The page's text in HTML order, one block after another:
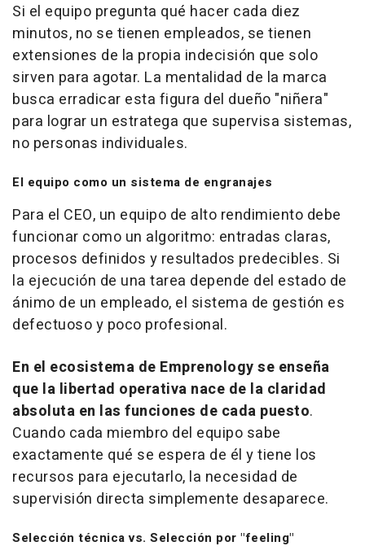
Si el equipo pregunta qué hacer cada diez
minutos, no se tienen empleados, se tienen
extensiones de la propia indecisión que solo
sirven para agotar. La mentalidad de la marca
busca erradicar esta figura del dueño "niñera"
para lograr un estratega que supervisa sistemas,
no personas individuales.
El equipo como un sistema de engranajes
Para el CEO, un equipo de alto rendimiento debe
funcionar como un algoritmo: entradas claras,
procesos definidos y resultados predecibles. Si
la ejecución de una tarea depende del estado de
ánimo de un empleado, el sistema de gestión es
defectuoso y poco profesional.
En el ecosistema de Emprenology se enseña
que la libertad operativa nace de la claridad
absoluta en las funciones de cada puesto.
Cuando cada miembro del equipo sabe
exactamente qué se espera de él y tiene los
recursos para ejecutarlo, la necesidad de
supervisión directa simplemente desaparece.
Selección técnica vs. Selección por "feeling"